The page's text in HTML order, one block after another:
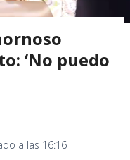
‘No puedo
a las 16:16